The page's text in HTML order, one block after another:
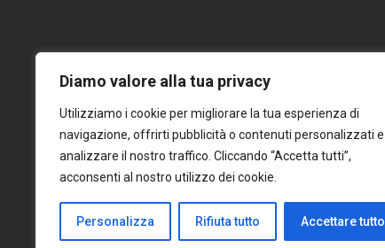
Diamo valore alla tua privacy
Utilizziamo i cookie per migliorare la tua esperienza di
navigazione, offrirti pubblicità o contenuti personalizzati e
analizzare il nostro traffico. Cliccando “Accetta tutti”,
acconsenti al nostro utilizzo dei cookie.
Personalizza Rifiuta tutto Accettare tutto